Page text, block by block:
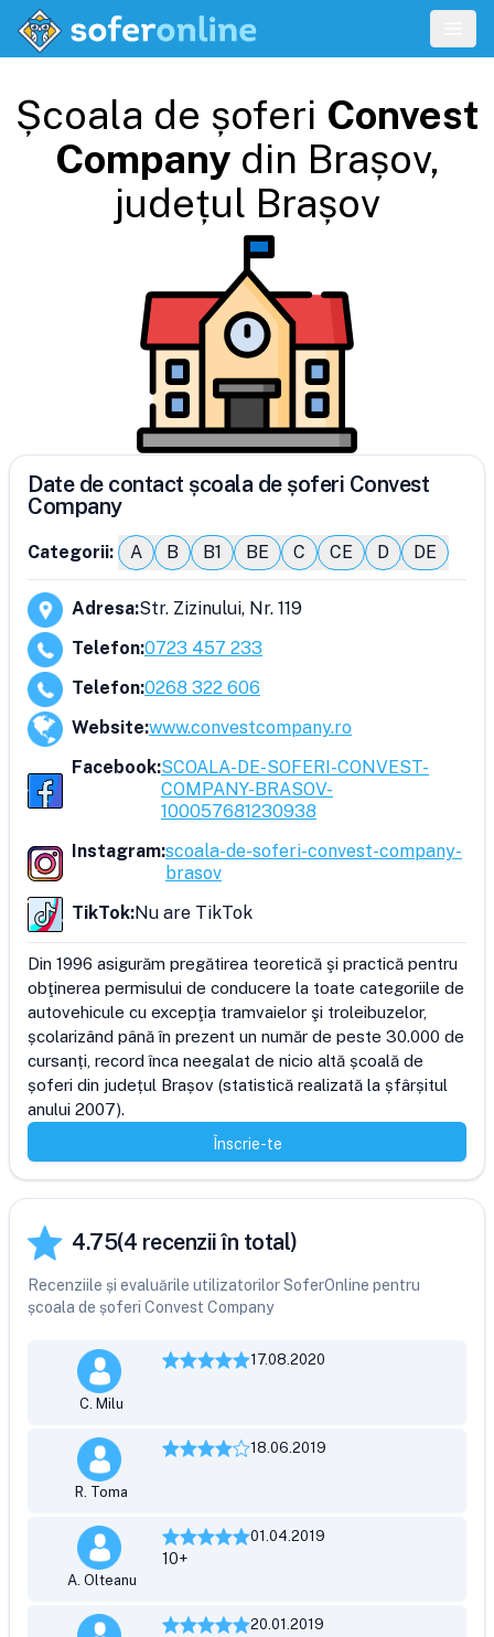
Școala de șoferi Convest
Companydin Brașov,
județul Brașov
Date de contact școala de șoferi Convest
Company
Categorii: A B B1 BE C CE D DE
Adresa:Str. Zizinului, Nr. 119
Telefon:0723 457 233
Telefon:0268 322 606
Website:www.convestcompany.ro
Facebook:SCOALA-DE-SOFERI-CONVEST-
COMPANY-BRASOV-
100057681230938
Instagram:scoala-de-soferi-convest-company-
brasov
TikTok:Nu are TikTok
Din 1996 asigurăm pregătirea teoretică şi practică pentru
obţinerea permisului de conducere la toate categoriile de
autovehicule cu excepţia tramvaielor şi troleibuzelor,
școlarizând până în prezent un număr de peste 30.000 de
cursanți, record înca neegalat de nicio altă școală de
șoferi din județul Brașov (statistică realizată la șfârșitul
anului 2007).
Înscrie-te
4.75(4 recenzii în total)
Recenziile și evaluările utilizatorilor SoferOnline pentru
școala de șoferi Convest Company
C. Milu
17.08.2020
R. Toma
18.06.2019
A. Olteanu
01.04.2019
10+
20.01.2019